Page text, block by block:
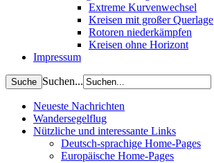
Extreme Kurvenwechsel
Kreisen mit großer Querlage
Rotoren niederkämpfen
Kreisen ohne Horizont
Impressum
Suchen...
Neueste Nachrichten
Wandersegelflug
Nützliche und interessante Links
Deutsch-sprachige Home-Pages
Europäische Home-Pages